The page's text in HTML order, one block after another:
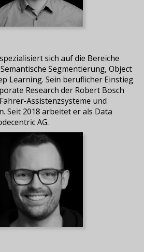
spezialisiert sich auf die Bereiche
Segmentierung, Object
Learning. Sein beruflicher Einstieg
Research der Robert Bosch
Assistenzsysteme und
Seit 2018 arbeitet er als Data
AG.